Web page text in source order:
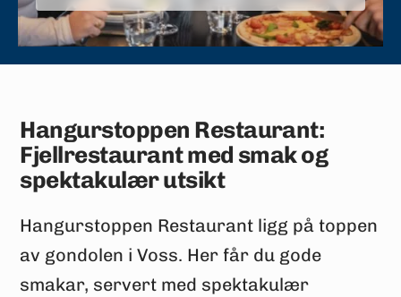
Hangurstoppen Restaurant:
Fjellrestaurant med smak og
spektakulær utsikt
Hangurstoppen Restaurant ligg på toppen
av gondolen i Voss. Her får du gode
smakar, servert med spektakulær